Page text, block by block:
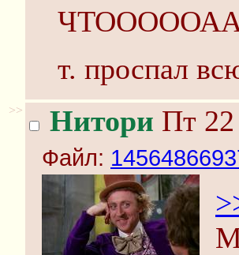
т. проспал
>> Нитори Пт 22
Файл: